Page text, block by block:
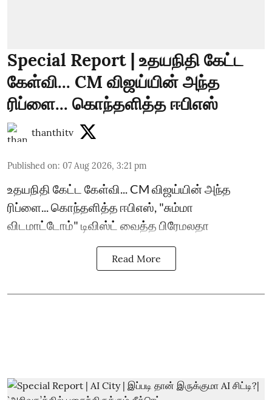
Special Report | உதயநிதி கேட்ட
கேள்வி... CM விஜய்யின் அந்த
ரிப்ளை... கொந்தளித்த ஈபிஎஸ்
thanthitv
Published on: 07 Aug 2026, 3:21 pm
உதயநிதி கேட்ட கேள்வி... CM விஜய்யின் அந்த
ரிப்ளை... கொந்தளித்த ஈபிஎஸ், "சும்மா
விடமாட்டோம்" டிவிஸ்ட் வைத்த பிரேமலதா
Read More